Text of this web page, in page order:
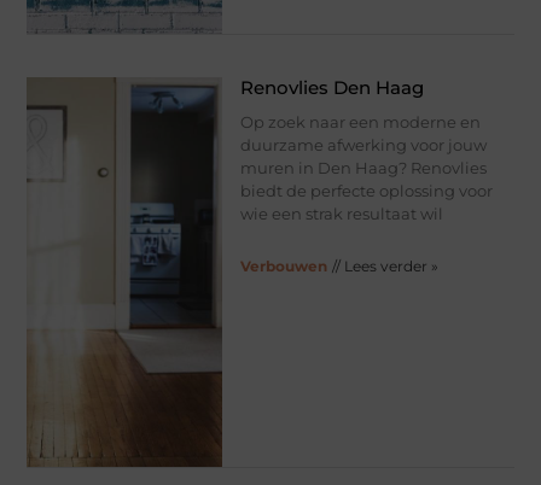
Renovlies Den Haag
Op zoek naar een moderne en
duurzame afwerking voor jouw
muren in Den Haag? Renovlies
biedt de perfecte oplossing voor
wie een strak resultaat wil
Verbouwen // Lees verder »